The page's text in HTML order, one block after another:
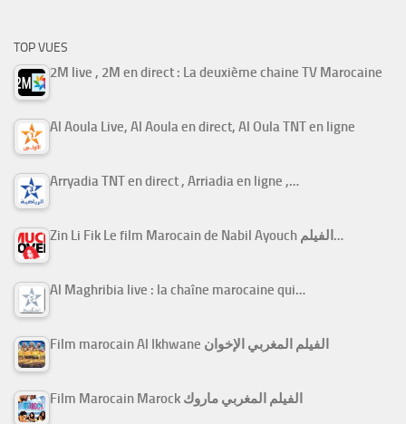
TOP VUES
2M live , 2M en direct : La deuxième chaine TV Marocaine
Al Aoula Live, Al Aoula en direct, Al Oula TNT en ligne
Arryadia TNT en direct , Arriadia en ligne ,…
Zin Li Fik Le film Marocain de Nabil Ayouch الفيلم…
Al Maghribia live : la chaîne marocaine qui…
Film marocain Al Ikhwane الفيلم المغربي الإخوان
Film Marocain Marock الفيلم المغربي ماروك